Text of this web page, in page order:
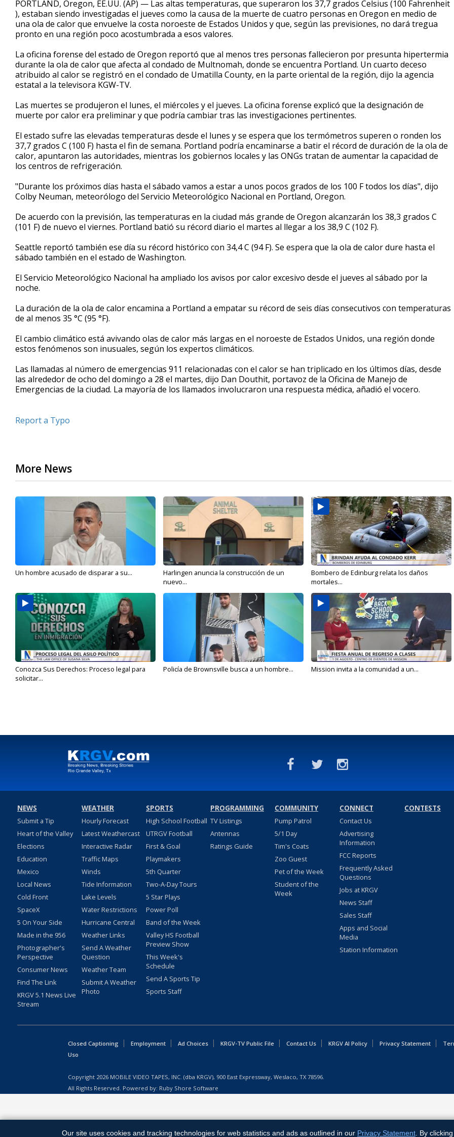
PORTLAND, Oregon, EE.UU. (AP) — Las altas temperaturas, que superaron los 37,7 grados Celsius (100 Fahrenheit
), estaban siendo investigadas el jueves como la causa de la muerte de cuatro personas en Oregon en medio de
una ola de calor que envuelve la costa noroeste de Estados Unidos y que, según las previsiones, no dará tregua
pronto en una región poco acostumbrada a esos valores.
La oficina forense del estado de Oregon reportó que al menos tres personas fallecieron por presunta hipertermia
durante la ola de calor que afecta al condado de Multnomah, donde se encuentra Portland. Un cuarto deceso
atribuido al calor se registró en el condado de Umatilla County, en la parte oriental de la región, dijo la agencia
estatal a la televisora KGW-TV.
Las muertes se produjeron el lunes, el miércoles y el jueves. La oficina forense explicó que la designación de
muerte por calor era preliminar y que podría cambiar tras las investigaciones pertinentes.
El estado sufre las elevadas temperaturas desde el lunes y se espera que los termómetros superen o ronden los
37,7 grados C (100 F) hasta el fin de semana. Portland podría encaminarse a batir el récord de duración de la ola de
calor, apuntaron las autoridades, mientras los gobiernos locales y las ONGs tratan de aumentar la capacidad de
los centros de refrigeración.
"Durante los próximos días hasta el sábado vamos a estar a unos pocos grados de los 100 F todos los días", dijo
Colby Neuman, meteorólogo del Servicio Meteorológico Nacional en Portland, Oregon.
De acuerdo con la previsión, las temperaturas en la ciudad más grande de Oregon alcanzarán los 38,3 grados C
(101 F) de nuevo el viernes. Portland batió su récord diario el martes al llegar a los 38,9 C (102 F).
Seattle reportó también ese día su récord histórico con 34,4 C (94 F). Se espera que la ola de calor dure hasta el
sábado también en el estado de Washington.
El Servicio Meteorológico Nacional ha ampliado los avisos por calor excesivo desde el jueves al sábado por la
noche.
La duración de la ola de calor encamina a Portland a empatar su récord de seis días consecutivos con temperaturas
de al menos 35 °C (95 °F).
El cambio climático está avivando olas de calor más largas en el noroeste de Estados Unidos, una región donde
estos fenómenos son inusuales, según los expertos climáticos.
Las llamadas al número de emergencias 911 relacionadas con el calor se han triplicado en los últimos días, desde
las alrededor de ocho del domingo a 28 el martes, dijo Dan Douthit, portavoz de la Oficina de Manejo de
Emergencias de la ciudad. La mayoría de los llamados involucraron una respuesta médica, añadió el vocero.
Report a Typo
More News
Un hombre acusado de disparar a su...
Harlingen anuncia la construcción de un
nuevo...
Bombero de Edinburg relata los daños
mortales...
Conozca Sus Derechos: Proceso legal para
solicitar...
Policía de Brownsville busca a un hombre... Mission invita a la comunidad a un...
NEWS
Submit a Tip
Heart of the Valley
Elections
Education
Mexico
Local News
Cold Front
SpaceX
5 On Your Side
Made in the 956
Photographer's
Perspective
Consumer News
Find The Link
KRGV 5.1 News Live
Stream
WEATHER
Hourly Forecast
Latest Weathercast
Interactive Radar
Traffic Maps
Winds
Tide Information
Lake Levels
Water Restrictions
Hurricane Central
Weather Links
Send A Weather
Question
Weather Team
Submit A Weather
Photo
SPORTS
High School Football
UTRGV Football
First & Goal
Playmakers
5th Quarter
Two-A-Day Tours
5 Star Plays
Power Poll
Band of the Week
Valley HS Football
Preview Show
This Week's
Schedule
Send A Sports Tip
Sports Staff
PROGRAMMING
TV Listings
Antennas
Ratings Guide
COMMUNITY
Pump Patrol
5/1 Day
Tim's Coats
Zoo Guest
Pet of the Week
Student of the
Week
CONNECT
Contact Us
Advertising
Information
FCC Reports
Frequently Asked
Questions
Jobs at KRGV
News Staff
Sales Staff
Apps and Social
Media
Station Information
CONTESTS
Closed Captioning Employment Ad Choices KRGV-TV Public File Contact Us KRGV AI Policy Privacy Statement
Uso
Copyright 2026 MOBILE VIDEO TAPES, INC. (dba KRGV), 900 East Expressway, Weslaco, TX 78596.
All Rights Reserved. Powered by: Ruby Shore Software
Our site uses cookies and tracking technologies for web statistics and ads as outlined in our Privacy Statement . By